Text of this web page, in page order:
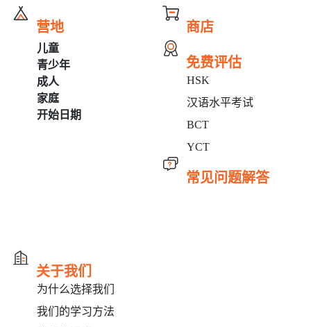
营地
儿童
青少年
成人
家庭
开始日期
商店
免费评估
HSK
汉语水平考试
BCT
YCT
常见问题解答
关于我们
为什么选择我们
我们的学习方法